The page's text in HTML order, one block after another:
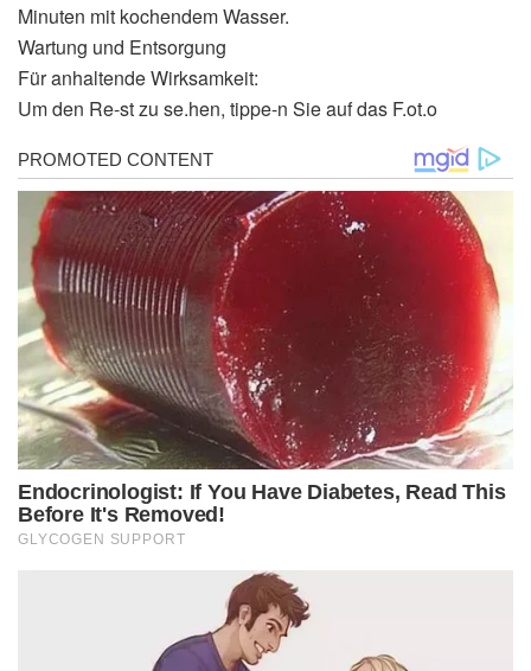
Minuten mit kochendem Wasser.
Wartung und Entsorgung
Für anhaltende Wirksamkeit:
Um den Re-st zu se.hen, tippe-n Sie auf das F.ot.o